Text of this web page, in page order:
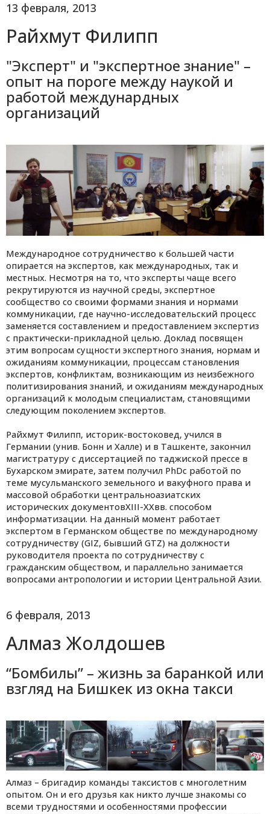
13 февраля, 2013
Райхмут Филипп
"Эксперт" и "экспертное знание" –
опыт на пороге между наукой и
работой междунардных
организаций
Международное сотрудничество к большей части
опирается на экспертов, как международных, так и
местных. Несмотря на то, что эксперты чаще всего
рекрутируются из научной среды, экспертное
сообщество со своими формами знания и нормами
коммуникации, где научно-исследовательский процесс
заменяется составлением и предоставлением экспертиз
с практически-прикладной целью. Доклад посвящен
этим вопросам сущности экспертного знания, нормам и
ожиданиям коммуникации, процессам становления
экспертов, конфликтам, возникающим из неизбежного
политизирования знаний, и ожиданиям международных
организаций к молодым специалистам, становящими
следующим поколением экспертов.
Райхмут Филипп, историк-востоковед, учился в
Германии (унив. Бонн и Халле) и в Ташкенте, закончил
магистратуру с диссертацией по таджиской прессе в
Бухарском эмирате, затем получил PhDс работой по
теме мусульманского земельного и вакуфного права и
массовой обработки центральноазиатских
исторических документовXIII-XXвв. способом
информатизации. На данный момент работает
экспертом в Германском обществе по международному
сотрудничеству (GIZ, бывший GTZ) на должности
руководителя проекта по сотрудничеству с
гражданским обществом, и параллельно занимается
вопросами антропологии и истории Центральной Азии.
6 февраля, 2013
Алмаз Жолдошев
“Бомбилы” – жизнь за баранкой или
взгляд на Бишкек из окна такси
Алмаз – бригадир команды таксистов с многолетним
опытом. Он и его друзья как никто лучше знакомы со
всеми трудностями и особенностями профессии